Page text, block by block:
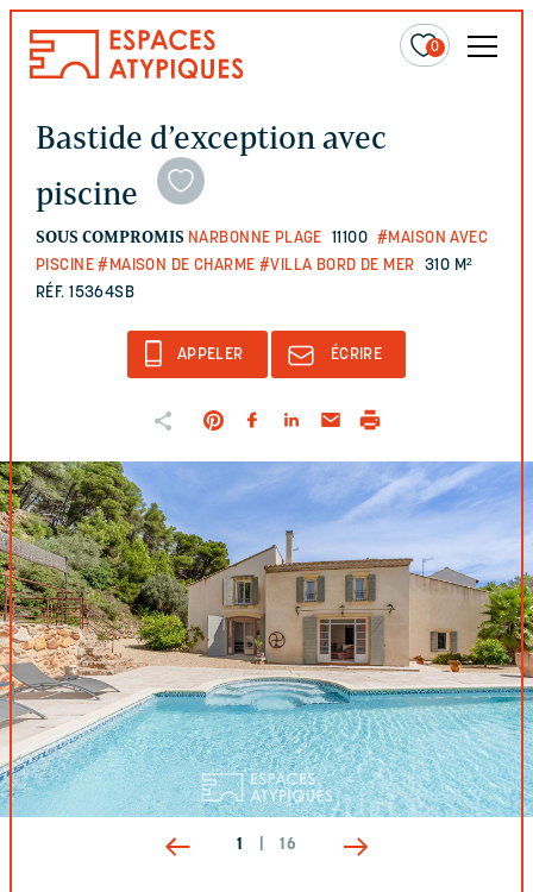
0
Bastide d’exception avec
piscine
SOUS COMPROMIS NARBONNE PLAGE 11100 #MAISON AVEC
PISCINE #MAISON DE CHARME #VILLA BORD DE MER 310 M²
RÉF. 15364SB
APPELER ÉCRIRE
1 16